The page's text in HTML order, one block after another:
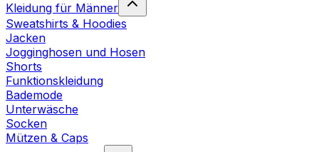
Kleidung für Männer
Sweatshirts & Hoodies
Jacken
Jogginghosen und Hosen
Shorts
Funktionskleidung
Bademode
Unterwäsche
Socken
Mützen & Caps